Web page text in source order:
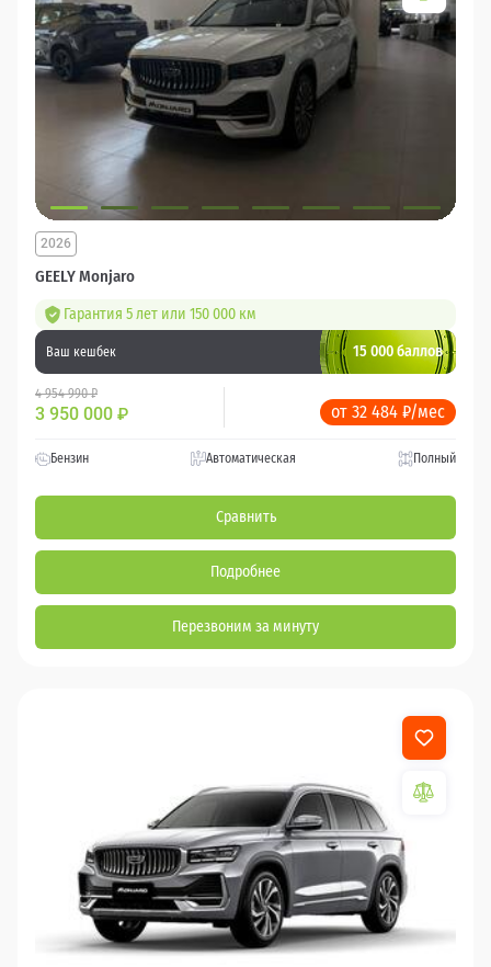
GEELY Monjaro
2026
Гарантия 5 лет или 150 000 км
Ваш кешбек 15 000 баллов
4 954 990 ₽
3 950 000 ₽ от 32 484 ₽/мес
Бензин Автоматическая Полный
Сравнить
Подробнее
Перезвоним за минуту